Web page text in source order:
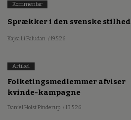
Kommentar
Sprækker i den svenske stilhed
Kajsa Li Paludan / 19.5.26
Artikel
Folketingsmedlemmer afviser
kvinde-kampagne
Daniel Holst Pinderup / 13.5.26